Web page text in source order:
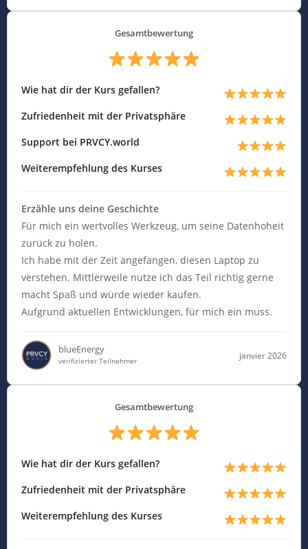
Gesamtbewertung
Wie hat dir der Kurs gefallen?
Zufriedenheit mit der Privatsphäre
Support bei PRVCY.world
Weiterempfehlung des Kurses
Erzähle uns deine Geschichte
Für mich ein wertvolles Werkzeug, um seine Datenhoheit
zurück zu holen.
Ich habe mit der Zeit angefangen, diesen Laptop zu
verstehen. Mittlerweile nutze ich das Teil richtig gerne
macht Spaß und würde wieder kaufen.
Aufgrund aktuellen Entwicklungen, für mich ein muss.
blueEnergy
verifizierter Teilnehmer
janvier 2026
Gesamtbewertung
Wie hat dir der Kurs gefallen?
Zufriedenheit mit der Privatsphäre
Weiterempfehlung des Kurses